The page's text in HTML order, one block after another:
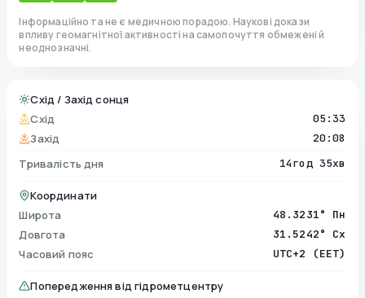
Інформаційно та не є медичною порадою. Наукові докази
впливу геомагнітної активності на самопочуття обмежені й
неоднозначні.
Схід / Захід сонця
Схід
05:33
Захід 20:08
Тривалість дня 14год 35хв
Координати
Широта
48.3231° Пн
Довгота 31.5242° Сх
Часовий пояс UTC+2 (EET)
Попередження від гідрометцентру